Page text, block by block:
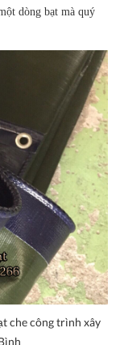
dòng bạt mà quý
che công trình xây